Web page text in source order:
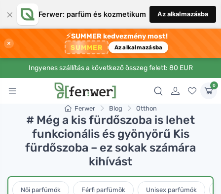
× Ferwer: parfüm és kozmetikum Az alkalmazásba
×
⚡SUMMER kedvezmény most!
SUMMER Az alkalmazásba
Ingyenes szállítás a következő összeg felett: 80 EUR
0
Ferwer Blog Otthon
# Még a kis fürdőszoba is lehet
funkcionális és gyönyörű Kis
fürdőszoba – ez sokak számára
kihívást
Női parfümök Férfi parfümök Unisex parfümök